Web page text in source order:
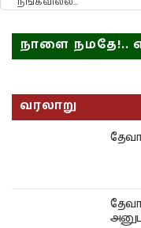
நாளை நமதே!..
வரலாறு